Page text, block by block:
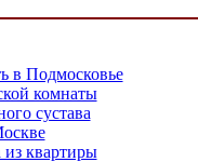
в Подмосковье
комнаты
сустава
квартиры